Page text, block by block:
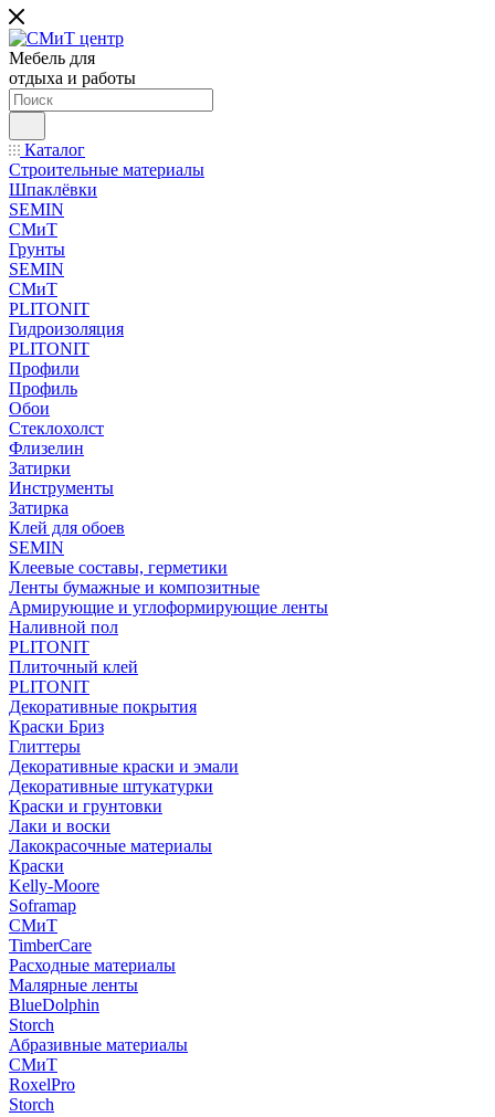
Мебель для
отдыха и работы
Каталог
Строительные материалы
Шпаклёвки
SEMIN
СМиТ
Грунты
SEMIN
СМиТ
PLITONIT
Гидроизоляция
PLITONIT
Профили
Профиль
Обои
Стеклохолст
Флизелин
Затирки
Инструменты
Затирка
Клей для обоев
SEMIN
Клеевые составы, герметики
Ленты бумажные и композитные
Армирующие и углоформирующие ленты
Наливной пол
PLITONIT
Плиточный клей
PLITONIT
Декоративные покрытия
Краски Бриз
Глиттеры
Декоративные краски и эмали
Декоративные штукатурки
Краски и грунтовки
Лаки и воски
Лакокрасочные материалы
Краски
Kelly-Moore
Soframap
СМиТ
TimberCare
Расходные материалы
Малярные ленты
BlueDolphin
Storch
Абразивные материалы
СМиТ
RoxelPro
Storch